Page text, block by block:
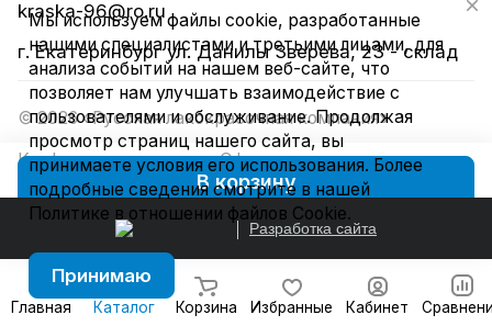
В корзину
Главная Каталог Корзина Избранные Кабинет
kraska-96@ro.ru
г. Екатеринбург ул. Данилы Зверева, 23 - склад
© 2026 «Русская лакокрасочная компания»
Конфиденциальность
Оферта
Разработка сайта
Мы используем файлы cookie, разработанные
нашими специалистами и третьими лицами, для
анализа событий на нашем веб-сайте, что
позволяет нам улучшать взаимодействие с
пользователями и обслуживание. Продолжая
просмотр страниц нашего сайта, вы
принимаете условия его использования. Более
подробные сведения смотрите в нашей
Политике в отношении файлов Cookie.
Принимаю